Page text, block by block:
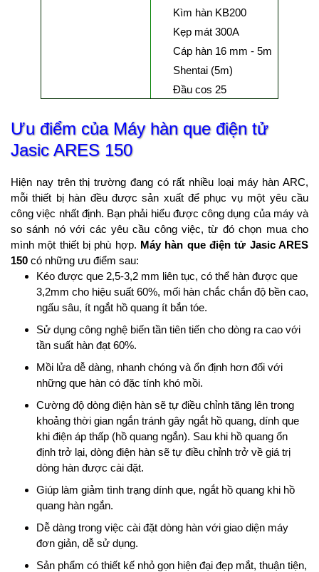
Kìm hàn KB200
Kẹp mát 300A
Cáp hàn 16 mm - 5m
Shentai (5m)
Đầu cos 25
Ưu điểm của Máy hàn que điện tử
Jasic ARES 150
Hiện nay trên thị trường đang có rất nhiều loại máy hàn ARC,
mỗi thiết bị hàn đều được sản xuất để phục vụ một yêu cầu
công việc nhất định. Bạn phải hiểu được công dụng của máy và
so sánh nó với các yêu cầu công việc, từ đó chọn mua cho
mình một thiết bị phù hợp. Máy hàn que điện tử Jasic ARES
150 có những ưu điểm sau:
Kéo được que 2,5-3,2 mm liên tục, có thể hàn được que
3,2mm cho hiệu suất 60%, mối hàn chắc chắn độ bền cao,
ngấu sâu, ít ngắt hồ quang ít bắn tóe.
Sử dụng công nghệ biến tần tiên tiến cho dòng ra cao với
tần suất hàn đạt 60%.
Mồi lửa dễ dàng, nhanh chóng và ổn định hơn đối với
những que hàn có đặc tính khó mồi.
Cường độ dòng điện hàn sẽ tự điều chỉnh tăng lên trong
khoảng thời gian ngắn tránh gây ngắt hồ quang, dính que
khi điện áp thấp (hồ quang ngắn). Sau khi hồ quang ổn
định trở lại, dòng điện hàn sẽ tự điều chỉnh trở về giá trị
dòng hàn được cài đặt.
Giúp làm giảm tình trạng dính que, ngắt hồ quang khi hồ
quang hàn ngắn.
Dễ dàng trong việc cài đặt dòng hàn với giao diện máy
đơn giản, dễ sử dụng.
Sản phẩm có thiết kế nhỏ gọn hiện đại đẹp mắt, thuận tiện,